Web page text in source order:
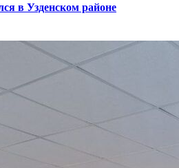
в Узденском районе